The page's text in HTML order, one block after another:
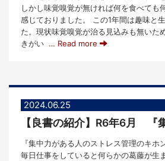
しかし味覚嗅覚が無ければ何を食べても
感じておりました。 この1年間は趣味と
た。現状味覚嗅覚が治る見込みも無いた
きがい … Read more
2024.06.25
『集中力がある人のストレス管理の
毎日仕事をしていると何らかの葛藤が生